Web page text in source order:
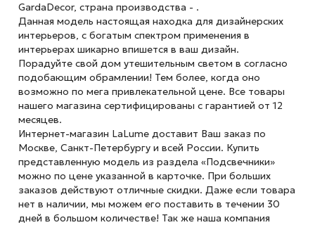
GardaDecor, страна производства - .
Данная модель настоящая находка для дизайнерских
интерьеров, с богатым спектром применения в
интерьерах шикарно впишется в ваш дизайн.
Порадуйте свой дом утешительным светом в согласно
подобающим обрамлении! Тем более, когда оно
возможно по мега привлекательной цене. Все товары
нашего магазина сертифицированы с гарантией от 12
месяцев.
Интернет-магазин LaLume доставит Ваш заказ по
Москве, Санкт-Петербургу и всей России. Купить
представленную модель из раздела «Подсвечники»
можно по цене указанной в карточке. При больших
заказов действуют отличные скидки. Даже если товара
нет в наличии, мы можем его поставить в течении 30
дней в большом количестве! Так же наша компания